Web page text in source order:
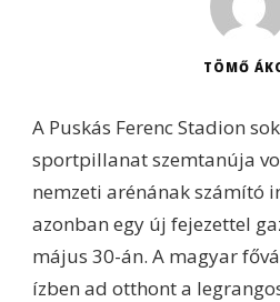
TÖMŐ
A Puskás Ferenc Stadion
sportpillanat szemtanúja
nemzeti arénának számító
azonban egy új fejezettel
május 30-án. A magyar
ízben ad otthont a